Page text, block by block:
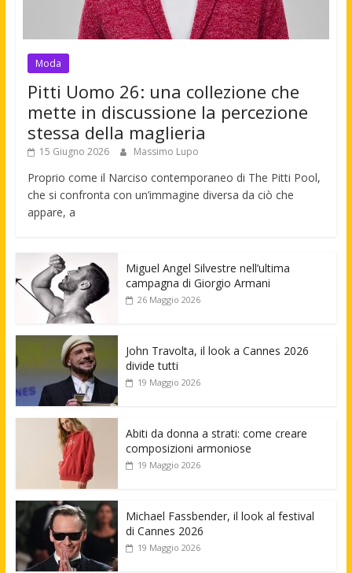
Moda
Pitti Uomo 26: una collezione che
mette in discussione la percezione
stessa della maglieria
15 Giugno 2026 Massimo Lupo
Proprio come il Narciso contemporaneo di The Pitti Pool,
che si confronta con un’immagine diversa da ciò che
appare, a
Miguel Angel Silvestre nell’ultima
campagna di Giorgio Armani
26 Maggio 2026
John Travolta, il look a Cannes 2026
divide tutti
19 Maggio 2026
Abiti da donna a strati: come creare
composizioni armoniose
19 Maggio 2026
Michael Fassbender, il look al festival
di Cannes 2026
19 Maggio 2026